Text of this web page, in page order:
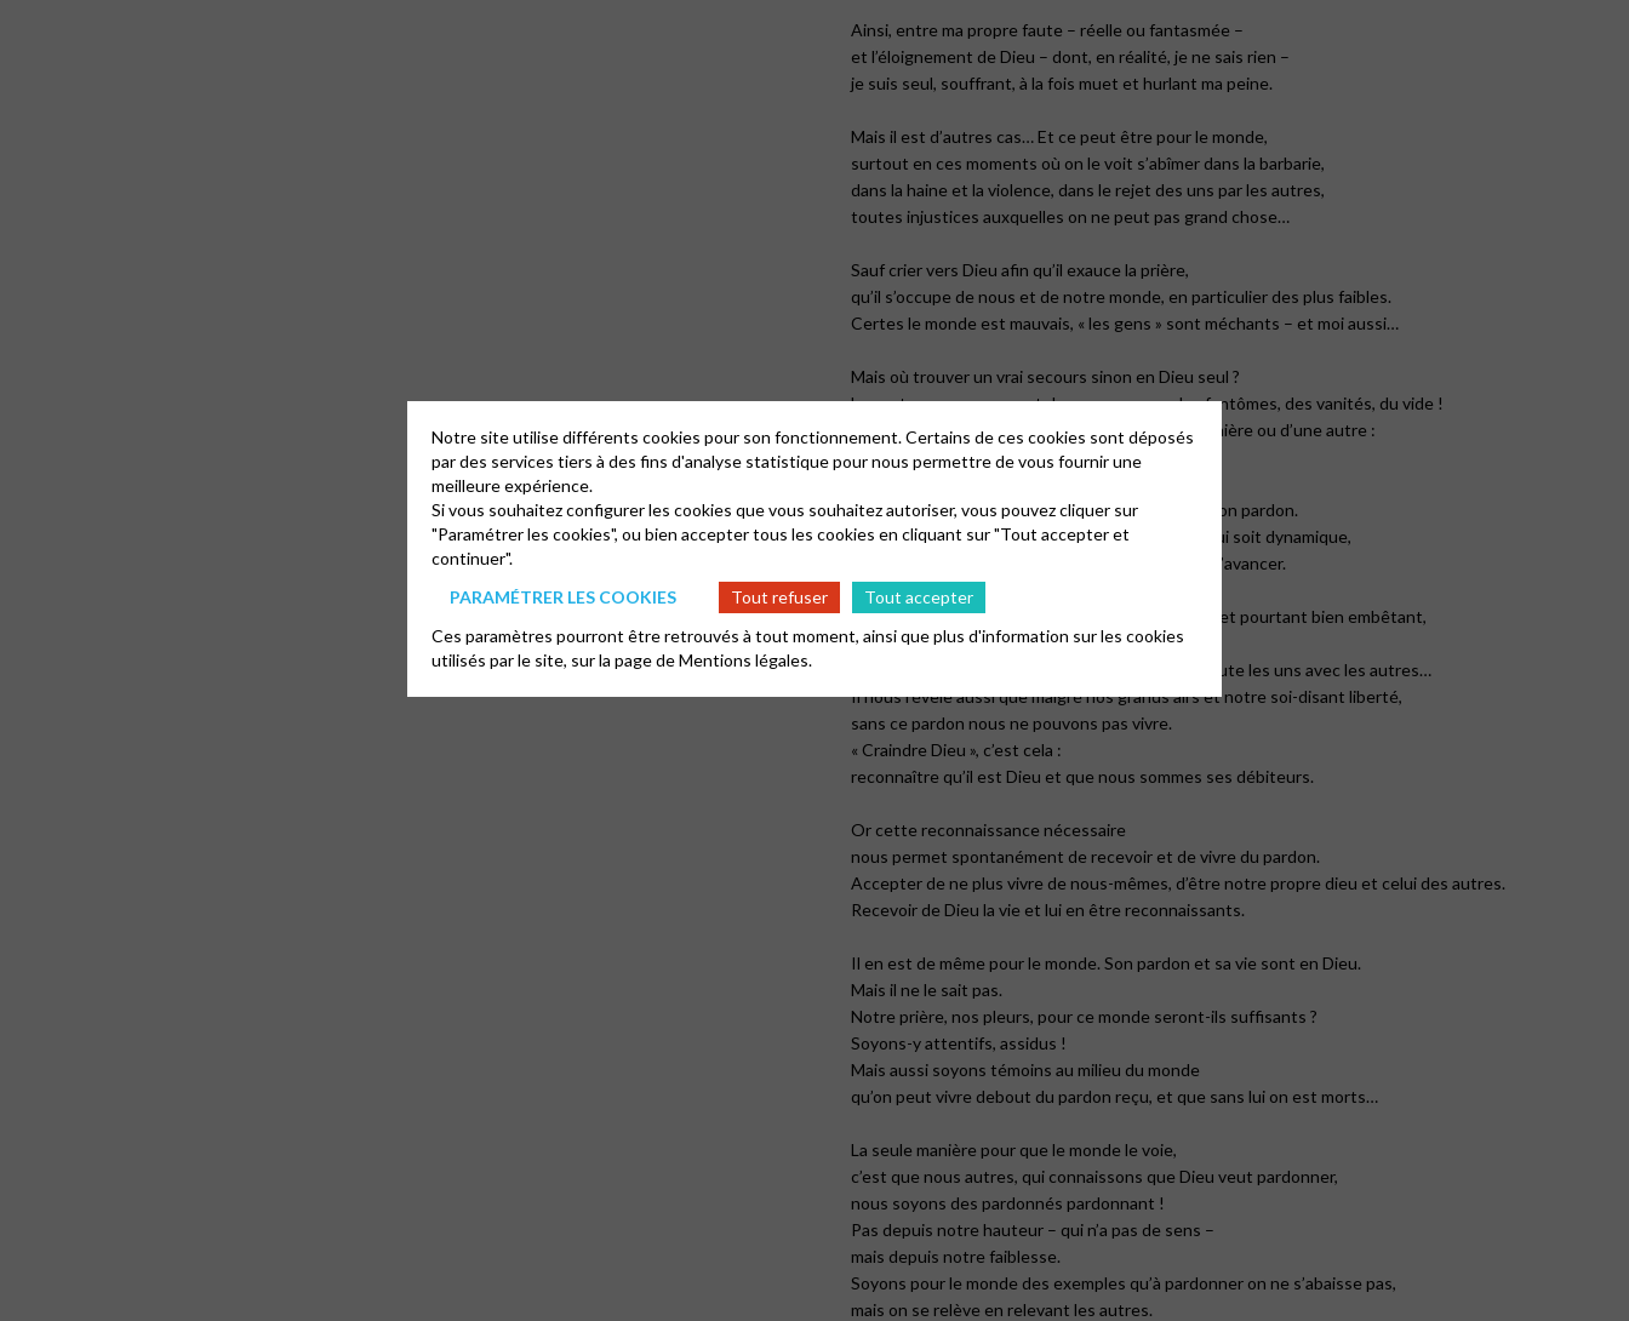
Ainsi, entre ma propre faute – réelle ou fantasmée –
et l’éloignement de Dieu – dont, en réalité, je ne sais rien –
je suis seul, souffrant, à la fois muet et hurlant ma peine.
Mais il est d’autres cas… Et ce peut être pour le monde,
surtout en ces moments où on le voit s’abîmer dans la barbarie,
dans la haine et la violence, dans le rejet des uns par les autres,
toutes injustices auxquelles on ne peut pas grand chose…
Sauf crier vers Dieu afin qu’il exauce la prière,
qu’il s’occupe de nous et de notre monde, en particulier des plus faibles.
Certes le monde est mauvais, « les gens » sont méchants – et moi aussi…
Mais où trouver un vrai secours sinon en Dieu seul ?
Les autres sauveurs sont des mensonges, des fantômes, des vanités, du vide !
Ils réclament du sang et des sacrifices, d’une manière ou d’une autre :
« ça ira mieux si… »
Notre Dieu, lui, ne demande pas : il offre, il offre son pardon.
Et c’est la seule chose dont nous ayons besoin qui soit dynamique,
qui nous fasse tenir debout, qui nous permette d’avancer.
Ce pardon est à la fois nécessaire et secourable, et pourtant bien embêtant,
car il nous confirme que nous en avons besoin,
que nous sommes en dette avec Dieu et sans doute les uns avec les autres…
Il nous révèle aussi que malgré nos grands airs et notre soi-disant liberté,
sans ce pardon nous ne pouvons pas vivre.
« Craindre Dieu », c’est cela :
reconnaître qu’il est Dieu et que nous sommes ses débiteurs.
Or cette reconnaissance nécessaire
nous permet spontanément de recevoir et de vivre du pardon.
Accepter de ne plus vivre de nous-mêmes, d’être notre propre dieu et celui des autres.
Recevoir de Dieu la vie et lui en être reconnaissants.
Il en est de même pour le monde. Son pardon et sa vie sont en Dieu.
Mais il ne le sait pas.
Notre prière, nos pleurs, pour ce monde seront-ils suffisants ?
Soyons-y attentifs, assidus !
Mais aussi soyons témoins au milieu du monde
qu’on peut vivre debout du pardon reçu, et que sans lui on est morts…
La seule manière pour que le monde le voie,
c’est que nous autres, qui connaissons que Dieu veut pardonner,
nous soyons des pardonnés pardonnant !
Pas depuis notre hauteur – qui n’a pas de sens –
mais depuis notre faiblesse.
Soyons pour le monde des exemples qu’à pardonner on ne s’abaisse pas,
mais on se relève en relevant les autres.
Notre site utilise différents cookies pour son fonctionnement. Certains de ces cookies sont déposés
par des services tiers à des fins d'analyse statistique pour nous permettre de vous fournir une
meilleure expérience.
Si vous souhaitez configurer les cookies que vous souhaitez autoriser, vous pouvez cliquer sur
"Paramétrer les cookies", ou bien accepter tous les cookies en cliquant sur "Tout accepter et
continuer".
PARAMÉTRER LES COOKIES
Tout refuser
Tout accepter
Ces paramètres pourront être retrouvés à tout moment, ainsi que plus d'information sur les cookies
utilisés par le site, sur la page deMentions légales.